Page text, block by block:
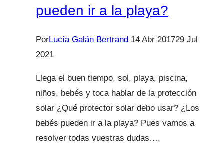
pueden ir a la playa?
PorLucía Galán Bertrand 14 Abr 201729 Jul
2021
Llega el buen tiempo, sol, playa, piscina,
niños, bebés y toca hablar de la protección
solar ¿Qué protector solar debo usar? ¿Los
bebés pueden ir a la playa? Pues vamos a
resolver todas vuestras dudas….